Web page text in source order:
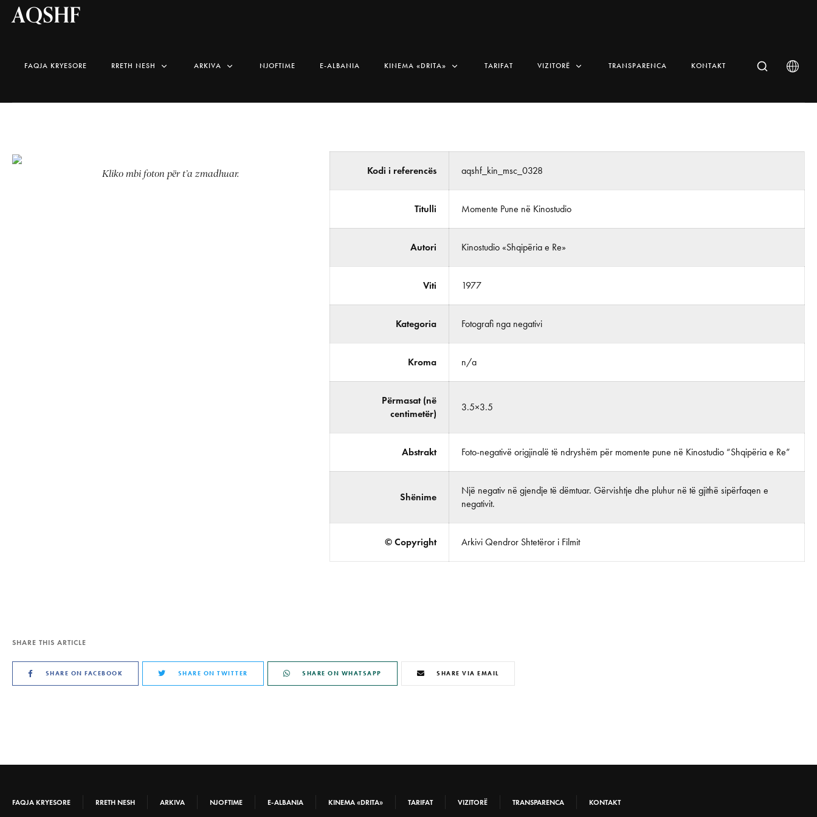
AQSHF
FAQJA KRYESORE RRETH NESH ARKIVA NJOFTIME E-ALBANIA KINEMA «DRITA» TARIFAT VIZITORË TRANSPARENCA KONTAKT
Kliko mbi foton për t’a zmadhuar. Kodi i referencës aqshf_kin_msc_0328
Titulli Momente Pune në Kinostudio
Autori Kinostudio «Shqipëria e Re»
Viti 1977
Kategoria Fotografi nga negativi
Kroma n/a
Përmasat (në
centimetër)
3.5×3.5
Abstrakt Foto-negativë origjinalë të ndryshëm për momente pune në Kinostudio “Shqipëria e Re”
Shënime
Një negativ në gjendje të dëmtuar. Gërvishtje dhe pluhur në të gjithë sipërfaqen e
negativit.
© Copyright Arkivi Qendror Shtetëror i Filmit
SHARE THIS ARTICLE
SHARE ON FACEBOOK SHARE ON TWITTER SHARE ON WHATSAPP SHARE VIA EMAIL
FAQJA KRYESORE RRETH NESH ARKIVA NJOFTIME E-ALBANIA KINEMA «DRITA» TARIFAT VIZITORË TRANSPARENCA KONTAKT